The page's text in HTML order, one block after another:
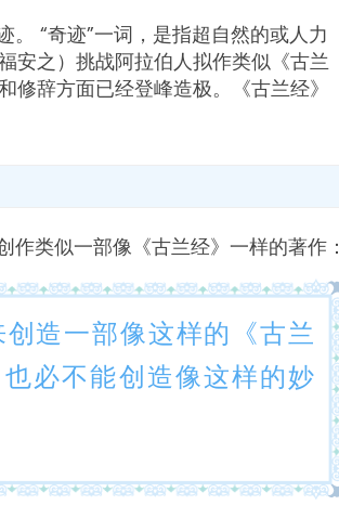
。 “奇迹”一词，是指超自然的或人力
安之）挑战阿拉伯人拟作类似《古兰
辞方面已经登峰造极。《古兰经》
类似一部像《古兰经》一样的著作：
造一部像这样的《古兰
必不能创造像这样的妙